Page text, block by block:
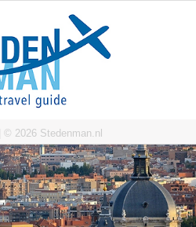
| © 2026 Stedenman.nl